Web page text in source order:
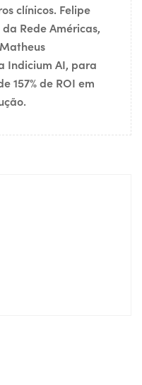
clínicos. Felipe
Rede Américas,
Indicium AI, para
157% de ROI em